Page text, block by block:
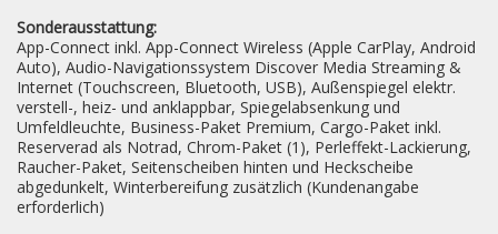
Sonderausstattung:
App-Connect inkl. App-Connect Wireless (Apple CarPlay, Android
Auto), Audio-Navigationssystem Discover Media Streaming &
Internet (Touchscreen, Bluetooth, USB), Außenspiegel elektr.
verstell-, heiz- und anklappbar, Spiegelabsenkung und
Umfeldleuchte, Business-Paket Premium, Cargo-Paket inkl.
Reserverad als Notrad, Chrom-Paket (1), Perleffekt-Lackierung,
Raucher-Paket, Seitenscheiben hinten und Heckscheibe
abgedunkelt, Winterbereifung zusätzlich (Kundenangabe
erforderlich)